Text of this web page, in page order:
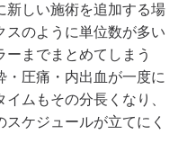
新しい施術を追加する場
スのように単位数が多い
までまとめてしまう
・圧痛・内出血が一度に
ムもその分長くなり、
ケジュールが立てにく